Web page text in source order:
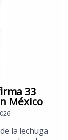
la Feria
33
México
la lechuga